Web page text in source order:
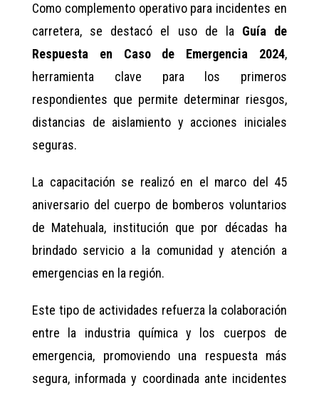
Como complemento operativo para incidentes en
carretera, se destacó el uso de la Guía de
Respuesta en Caso de Emergencia 2024,
herramienta clave para los primeros
respondientes que permite determinar riesgos,
distancias de aislamiento y acciones iniciales
seguras.
La capacitación se realizó en el marco del 45
aniversario del cuerpo de bomberos voluntarios
de Matehuala, institución que por décadas ha
brindado servicio a la comunidad y atención a
emergencias en la región.
Este tipo de actividades refuerza la colaboración
entre la industria química y los cuerpos de
emergencia, promoviendo una respuesta más
segura, informada y coordinada ante incidentes